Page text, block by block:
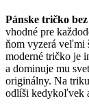
Pánske tričko
vhodné pre
ňom vyzerá veľmi
moderné tričko je
a dominuje mu
originálny. Na
odlíši kedykoľvek